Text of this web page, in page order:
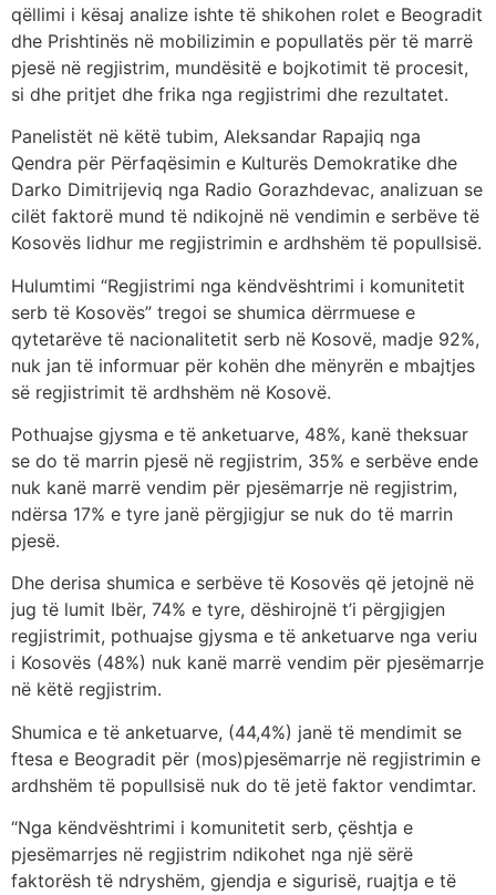
qëllimi i kësaj analize ishte të shikohen rolet e Beogradit
dhe Prishtinës në mobilizimin e popullatës për të marrë
pjesë në regjistrim, mundësitë e bojkotimit të procesit,
si dhe pritjet dhe frika nga regjistrimi dhe rezultatet.
Panelistët në këtë tubim, Aleksandar Rapajiq nga
Qendra për Përfaqësimin e Kulturës Demokratike dhe
Darko Dimitrijeviq nga Radio Gorazhdevac, analizuan se
cilët faktorë mund të ndikojnë në vendimin e serbëve të
Kosovës lidhur me regjistrimin e ardhshëm të popullsisë.
Hulumtimi “Regjistrimi nga këndvështrimi i komunitetit
serb të Kosovës” tregoi se shumica dërrmuese e
qytetarëve të nacionalitetit serb në Kosovë, madje 92%,
nuk jan të informuar për kohën dhe mënyrën e mbajtjes
së regjistrimit të ardhshëm në Kosovë.
Pothuajse gjysma e të anketuarve, 48%, kanë theksuar
se do të marrin pjesë në regjistrim, 35% e serbëve ende
nuk kanë marrë vendim për pjesëmarrje në regjistrim,
ndërsa 17% e tyre janë përgjigjur se nuk do të marrin
pjesë.
Dhe derisa shumica e serbëve të Kosovës që jetojnë në
jug të lumit Ibër, 74% e tyre, dëshirojnë t’i përgjigjen
regjistrimit, pothuajse gjysma e të anketuarve nga veriu
i Kosovës (48%) nuk kanë marrë vendim për pjesëmarrje
në këtë regjistrim.
Shumica e të anketuarve, (44,4%) janë të mendimit se
ftesa e Beogradit për (mos)pjesëmarrje në regjistrimin e
ardhshëm të popullsisë nuk do të jetë faktor vendimtar.
“Nga këndvështrimi i komunitetit serb, çështja e
pjesëmarrjes në regjistrim ndikohet nga një sërë
faktorësh të ndryshëm, gjendja e sigurisë, ruajtja e të